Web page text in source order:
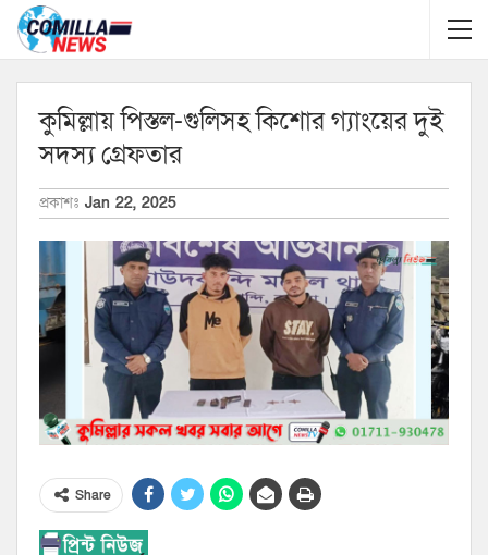
কুমিল্লায় পিস্তল-গুলিসহ কিশোর গ্যাংয়ের দুই
সদস্য গ্রেফতার
প্রকাশঃ Jan 22, 2025
Share